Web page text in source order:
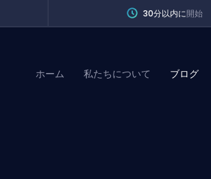
30分以内に開始
ホーム 私たちについて ブログ